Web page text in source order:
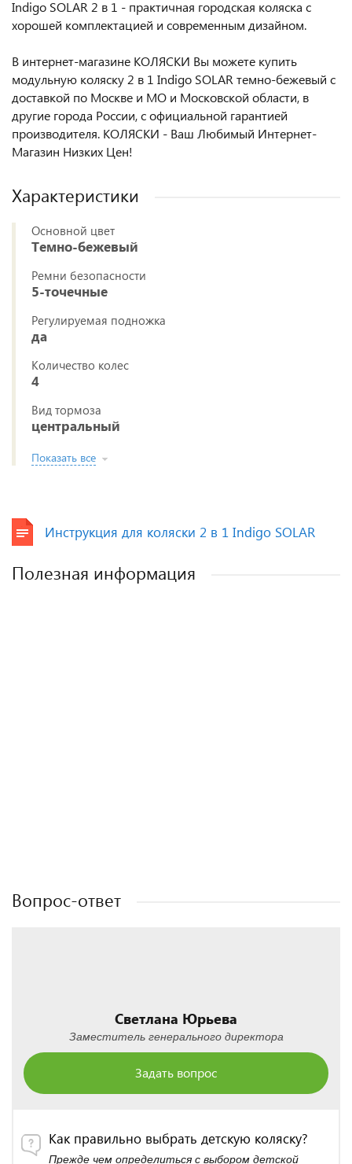
Indigo SOLAR 2 в 1 - практичная городская коляска с
хорошей комплектацией и современным дизайном.
В интернет-магазине КОЛЯСКИ Вы можете купить
модульную коляску 2 в 1 Indigo SOLAR темно-бежевый с
доставкой по Москве и МО и Московской области, в
другие города России, с официальной гарантией
производителя. КОЛЯСКИ - Ваш Любимый Интернет-
Магазин Низких Цен!
Характеристики
Основной цвет
Темно-бежевый
Ремни безопасности
5-точечные
Регулируемая подножка
да
Количество колес
4
Вид тормоза
центральный
Показать все
Инструкция для коляски 2 в 1 Indigo SOLAR
Полезная информация
Вопрос-ответ
Светлана Юрьева
Заместитель генерального директора
Задать вопрос
Как правильно выбрать детскую коляску?
Прежде чем определиться с выбором детской